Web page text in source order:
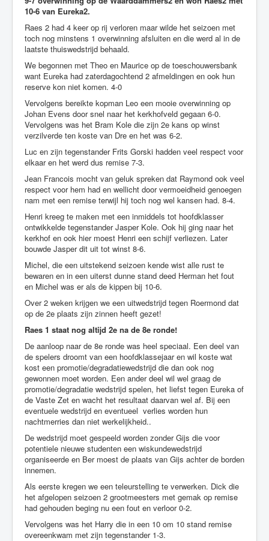
10-6 van Eureka2.
Raes 2 had 4 keer op rij verloren maar wilde het seizoen met
toch nog minstens 1 overwinning afsluiten en die werd al in de
laatste thuiswedstrijd behaald.
We begonnen met Theo en Maurice op de toeschouwersbank
want Eureka had zaterdagochtend 2 afmeldingen en ook hun
reserve kon niet komen. 4-0
Vervolgens bereikte kopman Leo een mooie overwinning op
Johan Evens door snel naar het kerkhofveld gegaan 6-0.
Vervolgens was het Bram Kole die zijn 2e kans op winst
verzilverde ten koste van Dre en het was 6-2.
Luc en zijn tegenstander Frits Gorski hadden veel respect voor
elkaar en het werd dus remise 7-3.
Jean Francois mocht van geluk spreken dat Raymond ook veel
respect voor hem had en wellicht door vermoeidheid genoegen
nam met een remise terwijl hij toch nog wel kansen had. 8-4.
Henri kreeg te maken met een inmiddels tot hoofdklasser
ontwikkelde tegenstander Jasper Kole. Ook hij ging naar het
kerkhof en ook hier moest Henri een schijf verliezen. Later
bouwde Jasper dit uit tot winst 8-6.
Michel, die een uitstekend seizoen kende wist alle rust te
bewaren en in een uiterst dunne stand deed Herman het fout
en Michel was er als de kippen bij 10-6.
Over 2 weken krijgen we een uitwedstrijd tegen Roermond dat
op de 2e plaats zijn zinnen heeft gezet!
Raes 1 staat nog altijd 2e na de 8e ronde!
De aanloop naar de 8e ronde was heel speciaal. Een deel van
de spelers droomt van een hoofdklassejaar en wil koste wat
kost een promotie/degradatiewedstrijd die dan ook nog
gewonnen moet worden. Een ander deel wil wel graag de
promotie/degradatie wedstrijd spelen, het liefst tegen Eureka of
de Vaste Zet en wacht het resultaat daarvan wel af. Bij een
eventuele wedstrijd en eventueel verlies worden hun
nachtmerries dan niet werkelijkheid..
De wedstrijd moet gespeeld worden zonder Gijs die voor
potentiele nieuwe studenten een wiskundewedstrijd
organiseerde en Ber moest de plaats van Gijs achter de borden
innemen.
Als eerste kregen we een teleurstelling te verwerken. Dick die
het afgelopen seizoen 2 grootmeesters met gemak op remise
had gehouden beging nu een fout en verloor 0-2.
Vervolgens was het Harry die in een 10 om 10 stand remise
overeenkwam met zijn tegenstander 1-3.